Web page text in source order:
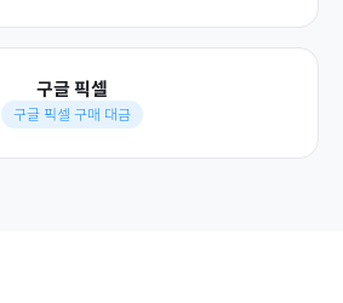
구글 픽셀
구글 픽셀 구매 대금